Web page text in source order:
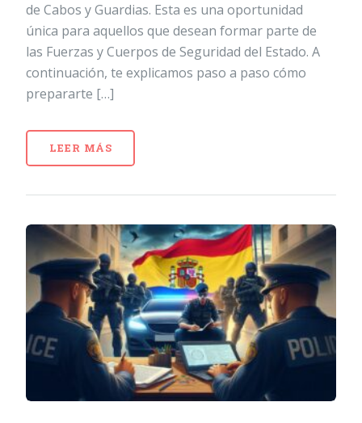
de Cabos y Guardias. Esta es una oportunidad
única para aquellos que desean formar parte de
las Fuerzas y Cuerpos de Seguridad del Estado. A
continuación, te explicamos paso a paso cómo
prepararte […]
LEER MÁS